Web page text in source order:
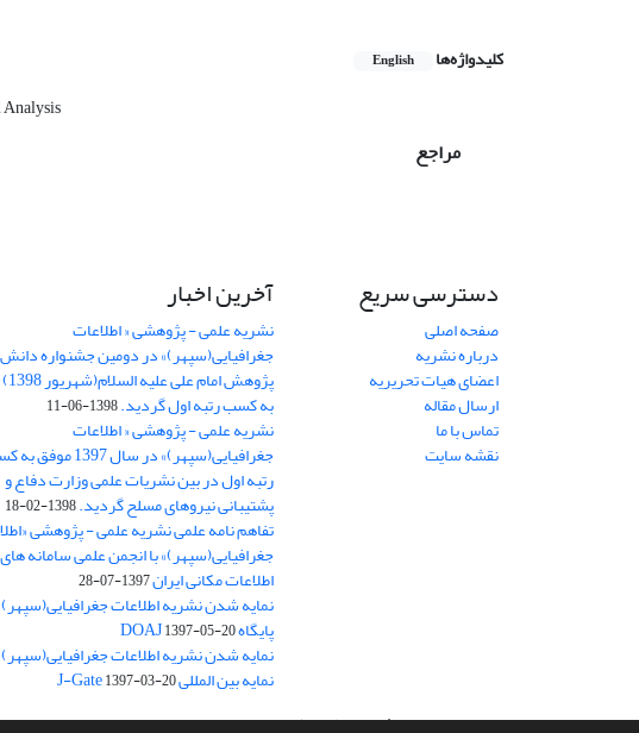
کلیدواژه‌ها English
مراجع
دسترسی سریع
صفحه اصلی
درباره نشریه
اعضای هیات تحریریه
ارسال مقاله
تماس با ما
نقشه سایت
آخرین اخبار
نشریه علمی - پژوهشی « اطلاعات
جغرافیایی(سپهر)» در دومین جشنواره
به کسب رتبه اول گردید.1398-06-11
نشریه علمی - پژوهشی « اطلاعات
جغرافیایی(سپهر)» در سال 1397
رتبه اول در بین نشریات علمی وزارت دفاع و
پشتیبانی نیروهای مسلح گردید.1398-02-18
تفاهم نامه علمی نشریه علمی - پژوهشی
جغرافیایی(سپهر)» با انجمن علمی سامانه های
اطلاعات مکانی ایران1397-07-28
نمایه شدن نشریه اطلاعات
پایگاه DOAJ1397-05-20
نمایه شدن نشریه اطلاعات
نمایه بین المللی J-Gate1397-03-20
سامانه مدیریت نشریات علمی.طراحی و پیاده سازی ازسیناوب